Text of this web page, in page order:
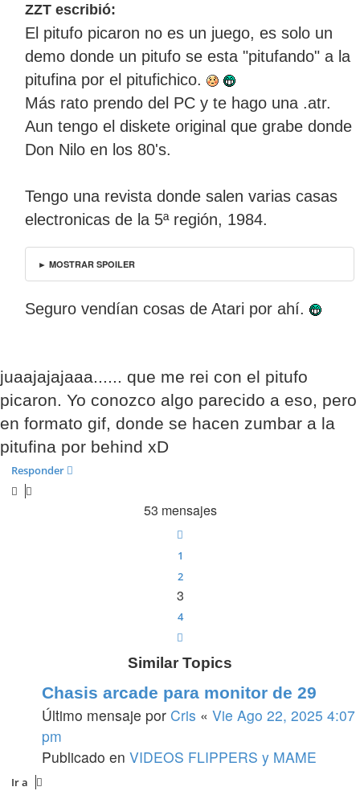
ZZT escribió:
El pitufo picaron no es un juego, es solo un
demo donde un pitufo se esta "pitufando" a la
pitufina por el pitufichico.
Más rato prendo del PC y te hago una .atr.
Aun tengo el diskete original que grabe donde
Don Nilo en los 80's.
Tengo una revista donde salen varias casas
electronicas de la 5ª región, 1984.
► MOSTRAR SPOILER
Seguro vendían cosas de Atari por ahí.
juaajajajaaa...... que me rei con el pitufo
picaron. Yo conozco algo parecido a eso, pero
en formato gif, donde se hacen zumbar a la
pitufina por behind xD
Responder
53 mensajes
1
2
3
4
Similar Topics
Chasis arcade para monitor de 29
Último mensaje por Cris « Vie Ago 22, 2025 4:07
pm
Publicado en VIDEOS FLIPPERS y MAME
Ir a